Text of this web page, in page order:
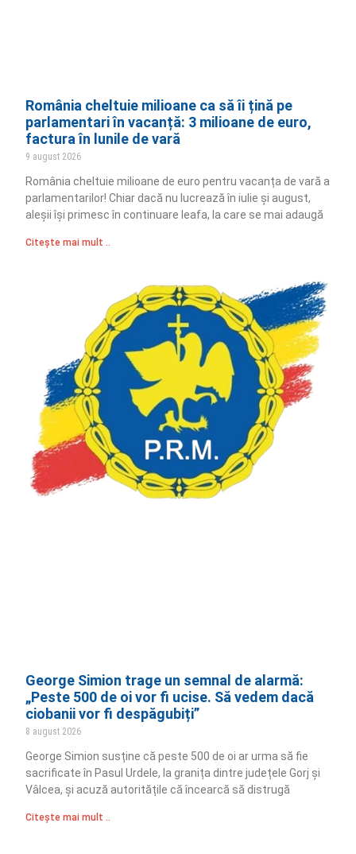
România cheltuie milioane ca să îi țină pe
parlamentari în vacanță: 3 milioane de euro,
factura în lunile de vară
9 august 2026
România cheltuie milioane de euro pentru vacanța de vară a
parlamentarilor! Chiar dacă nu lucrează în iulie și august,
aleșii își primesc în continuare leafa, la care se mai adaugă
Citește mai mult ..
George Simion trage un semnal de alarmă:
„Peste 500 de oi vor fi ucise. Să vedem dacă
ciobanii vor fi despăgubiți”
8 august 2026
George Simion susține că peste 500 de oi ar urma să fie
sacrificate în Pasul Urdele, la granița dintre județele Gorj și
Vâlcea, și acuză autoritățile că încearcă să distrugă
Citește mai mult ..